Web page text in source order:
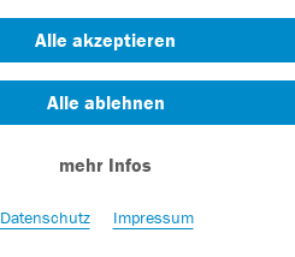
Alle akzeptieren
Alle ablehnen
mehr Infos
Datenschutz Impressum